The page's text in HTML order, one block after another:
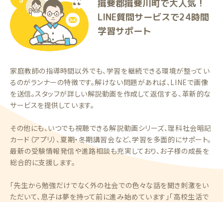
揖斐郡揖斐川町で大人気！
LINE質問サービスで24時間
学習サポート
家庭教師の指導時間以外でも、学習を継続できる環境が整ってい
るのがランナーの特徴です。解けない問題があれば、LINEで画像
を送信。スタッフが詳しい解説動画を作成して返信する、革新的な
サービスを提供しています。
その他にも、いつでも視聴できる解説動画シリーズ、理科社会暗記
カード（アプリ）、夏期・冬期講習会など、学習を多面的にサポート。
最新の受験情報発信や進路相談も充実しており、お子様の成長を
総合的に支援します。
「先生から勉強だけでなく外の社会での色々な話を聞き刺激をい
ただいて、息子は夢を持って前に進み始めています」「高校生活で